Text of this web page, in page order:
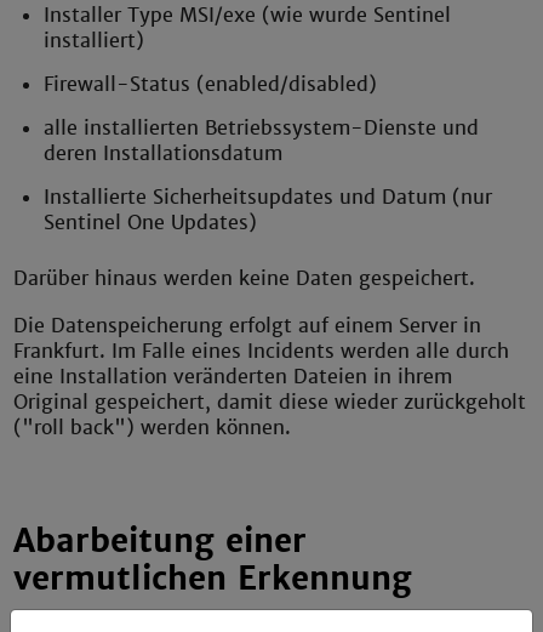
Installer Type MSI/exe (wie wurde Sentinel
installiert)
Firewall-Status (enabled/disabled)
alle installierten Betriebssystem-Dienste und
deren Installationsdatum
Installierte Sicherheitsupdates und Datum (nur
Sentinel One Updates)
Darüber hinaus werden keine Daten gespeichert.
Die Datenspeicherung erfolgt auf einem Server in
Frankfurt. Im Falle eines Incidents werden alle durch
eine Installation veränderten Dateien in ihrem
Original gespeichert, damit diese wieder zurückgeholt
("roll back") werden können.
Abarbeitung einer
vermutlichen Erkennung